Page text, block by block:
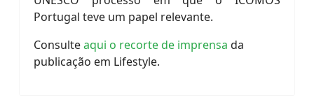
Portugal teve um papel relevante.
Consulteaqui o recorte de imprensa da
publicação em Lifestyle.